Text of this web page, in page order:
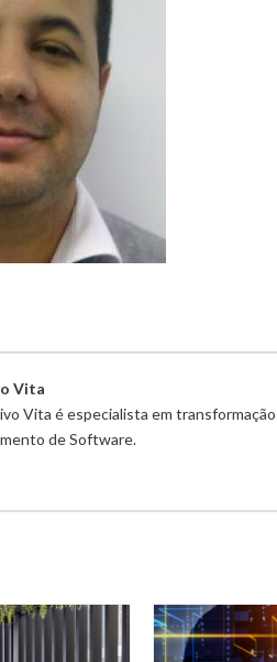
Vita
Vita é especialista em
de Software.